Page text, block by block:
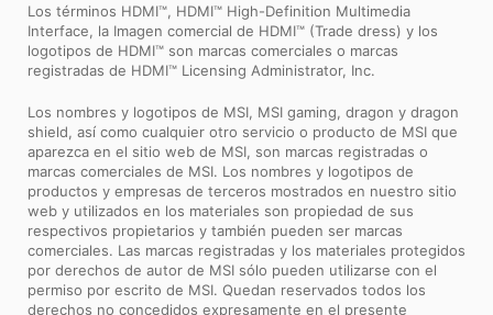
Los términos HDMI™, HDMI™ High-Definition Multimedia
Interface, la Imagen comercial de HDMI™ (Trade dress) y los
logotipos de HDMI™ son marcas comerciales o marcas
registradas de HDMI™ Licensing Administrator, Inc.
Los nombres y logotipos de MSI, MSI gaming, dragon y dragon
shield, así como cualquier otro servicio o producto de MSI que
aparezca en el sitio web de MSI, son marcas registradas o
marcas comerciales de MSI. Los nombres y logotipos de
productos y empresas de terceros mostrados en nuestro sitio
web y utilizados en los materiales son propiedad de sus
respectivos propietarios y también pueden ser marcas
comerciales. Las marcas registradas y los materiales protegidos
por derechos de autor de MSI sólo pueden utilizarse con el
permiso por escrito de MSI. Quedan reservados todos los
derechos no concedidos expresamente en el presente